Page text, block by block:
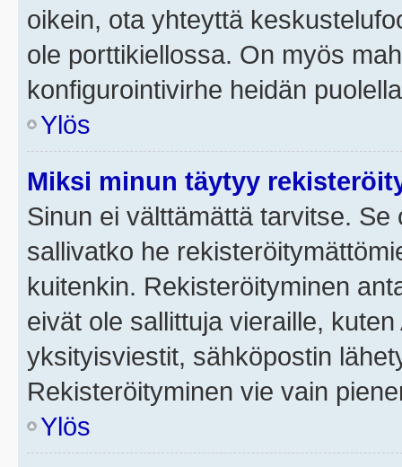
oikein, ota yhteyttä
ole porttikiellossa. On myös
konfigurointivirhe heidän
Ylös
Miksi minun täytyy
Sinun ei välttämättä tarvitse.
sallivatko he
kuitenkin. Rekisteröityminen
eivät ole sallittuja vieraille,
yksityisviestit, sähköpostin
Rekisteröityminen vie vain
Ylös